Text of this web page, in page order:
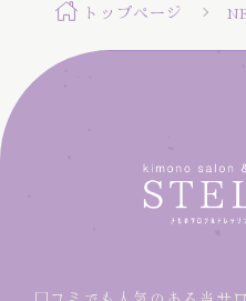
トップページ